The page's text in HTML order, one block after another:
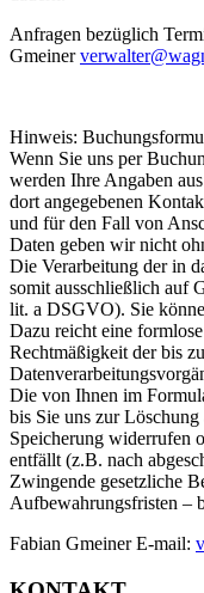
Anfragen bezüglich
Gmeiner
Hinweis:
Wenn Sie uns per
werden Ihre Angaben
dort angegebenen
und für den Fall von
Daten geben wir nicht
Die Verarbeitung der in
somit ausschließlich auf
lit. a DSGVO). Sie
Dazu reicht eine
Rechtmäßigkeit der bis
Die von Ihnen im
bis Sie uns zur
Speicherung widerrufen
entfällt (z.B. nach
Zwingende gesetzliche
Aufbewahrungsfristen –
Fabian Gmeiner E-mail: